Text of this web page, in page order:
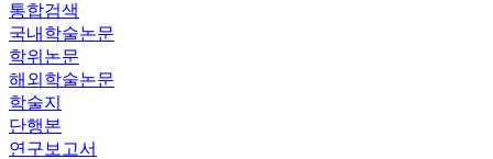
통합검색
국내학술논문
학위논문
해외학술논문
학술지
단행본
연구보고서